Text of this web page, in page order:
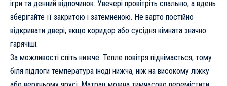
ігри та денний відпочинок. Увечері провітріть спальню, а вдень
зберігайте її закритою і затемненою. Не варто постійно
відкривати двері, якщо коридор або сусідня кімната значно
гарячіші.
За можливості спіть нижче. Тепле повітря піднімається, тому
біля підлоги температура іноді нижча, ніж на високому ліжку